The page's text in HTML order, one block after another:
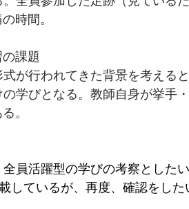
時間。
課題
が行われてきた背景を考える
学びとなる。教師自身が挙手
。
員活躍型の学びの考察とした
しているが、再度、確認をした